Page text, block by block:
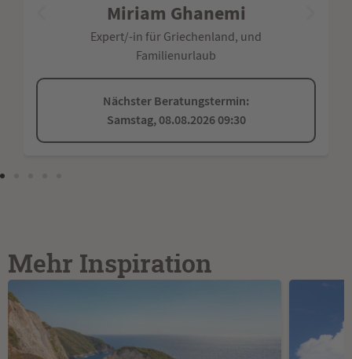
Miriam Ghanemi
Expert/-in für Griechenland, und
Familienurlaub
Nächster Beratungstermin:
Samstag, 08.08.2026 09:30
Mehr Inspiration